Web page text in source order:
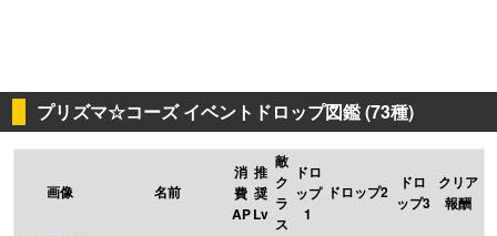
プリズマ☆コーズ イベントドロップ図鑑 (73種)
画像 名前
消
費
AP
推
奨
Lv
敵
ク
ラ
ス
ドロ
ップ
1
ドロップ2
ドロ
ップ3
クリア
報酬